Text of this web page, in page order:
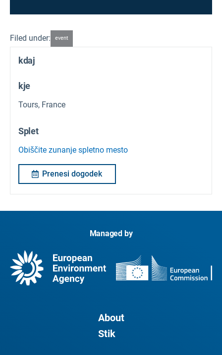
Filed under: event
kdaj
kje
Tours, France
Splet
Obiščite zunanje spletno mesto
Prenesi dogodek
Managed by
About
Stik